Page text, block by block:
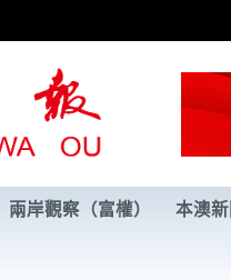
兩岸觀察（富權） 本澳新